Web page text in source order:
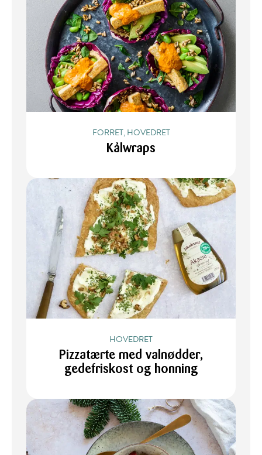
FORRET, HOVEDRET
Kålwraps
HOVEDRET
Pizzatærte med valnødder,
gedefriskost og honning